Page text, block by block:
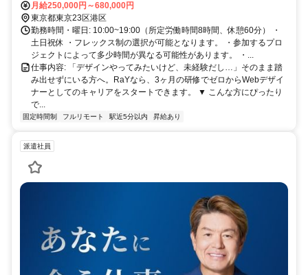
月給250,000円～680,000円
東京都東京23区港区
勤務時間・曜日: 10:00~19:00（所定労働時間8時間、休憩60分） ・
土日祝休 ・フレックス制の選択が可能となります。 ・参加するプロ
ジェクトによって多少時間が異なる可能性があります。 ・...
仕事内容: 「デザインやってみたいけど、未経験だし…」そのまま踏
み出せずにいる方へ。RaYなら、3ヶ月の研修でゼロからWebデザイ
ナーとしてのキャリアをスタートできます。 ▼ こんな方にぴったり
で...
固定時間制 フルリモート 駅近5分以内 昇給あり
派遣社員